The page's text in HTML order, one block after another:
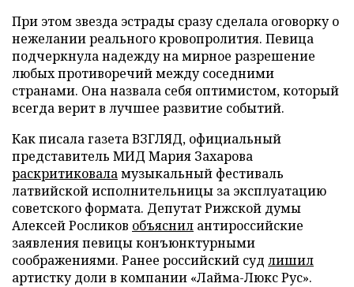
При этом звезда эстрады сразу сделала оговорку о
нежелании реального кровопролития. Певица
подчеркнула надежду на мирное разрешение
любых противоречий между соседними
странами. Она назвала себя оптимистом, который
всегда верит в лучшее развитие событий.
Как писала газета ВЗГЛЯД, официальный
представитель МИД Мария Захарова
раскритиковаламузыкальный фестиваль
латвийской исполнительницы за эксплуатацию
советского формата. Депутат Рижской думы
Алексей Росликов объяснил антироссийские
заявления певицы конъюнктурными
соображениями. Ранее российский суд лишил
артистку доли в компании «Лайма-Люкс Рус».